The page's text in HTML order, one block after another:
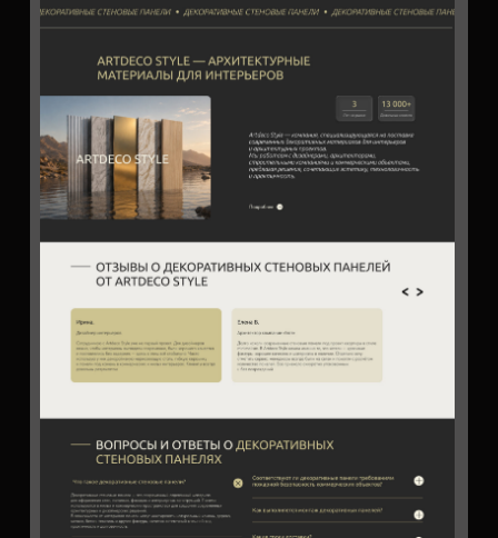
Структура и стратегия
Проработана архитектура сайта под
трафик из Яндекс Директ и SEO-
продвижение. Прописаны тексты и
проработан стиль с лого. Каждая категория
товара получила отдельную посадочную
страницу .
Так созданы страницы :
Главная с акцентом на ключевые
преимущества
Отдельные страницы под каждую
категорию товара:
Декоративные панели из нержавеющей
Алюмокомпозит
Фасадно-потолочные системы
Бамбуковые панели
Спечёный камень
Натуральный камень
ЧТО БЫЛОСДЕЛАНО